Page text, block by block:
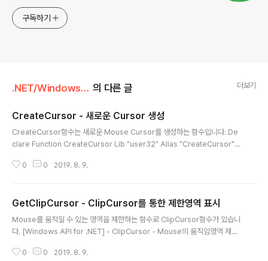
구독하기
.NET/Windows API for .NET 의 다른 글 더보기
CreateCursor - 새로운 Cursor 생성
CreateCursor함수는 새로운 Mouse Cursor를 생성하는 함수입니다. De
clare Function CreateCursor Lib "user32" Alias "CreateCursor"
hotspot As Integer, ByVal nWidth As Integer, ByVal nHeight As Int
e Dim xorbitMskCur(0 To 127) As Byt..
0 0 2019. 8. 9.
GetClipCursor - ClipCursor를 통한 제한영역 표시
Mouse를 움직일 수 있는 영역을 제한하는 함수로 ClipCursor함수가 있습니
다. [Windows API for .NET] - ClipCursor - Mouse의 움직임영역 제한
Function GetClipCursor Lib "user32" Alias "GetClipCursor" (ByR
0 0 2019. 8. 9.